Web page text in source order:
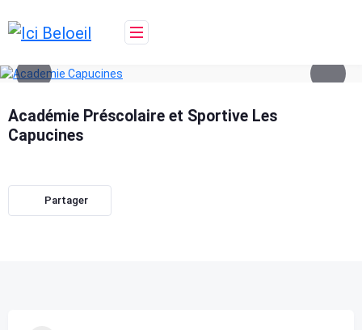
to
content
Académie Préscolaire et Sportive Les
Capucines
Partager